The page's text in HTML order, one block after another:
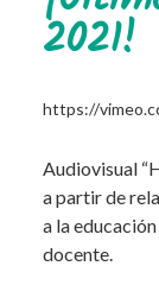
2021!
https://
Audiovisual
a partir de
a la
docente.